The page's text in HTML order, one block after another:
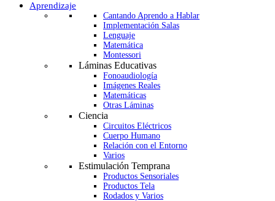
Aprendizaje
Cantando Aprendo a Hablar
Implementación Salas
Lenguaje
Matemática
Montessori
Láminas Educativas
Fonoaudiología
Imágenes Reales
Matemáticas
Otras Láminas
Ciencia
Circuitos Eléctricos
Cuerpo Humano
Relación con el Entorno
Varios
Estimulación Temprana
Productos Sensoriales
Productos Tela
Rodados y Varios